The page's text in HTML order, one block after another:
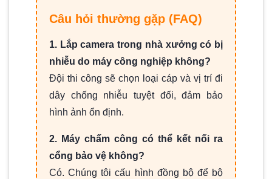
Câu hỏi thường gặp (FAQ)
1. Lắp camera trong nhà xưởng có bị
nhiễu do máy công nghiệp không?
Đội thi công sẽ chọn loại cáp và vị trí đi
dây chống nhiễu tuyệt đối, đảm bảo
hình ảnh ổn định.
2. Máy chấm công có thể kết nối ra
cổng bảo vệ không?
Có. Chúng tôi cấu hình đồng bộ để bộ